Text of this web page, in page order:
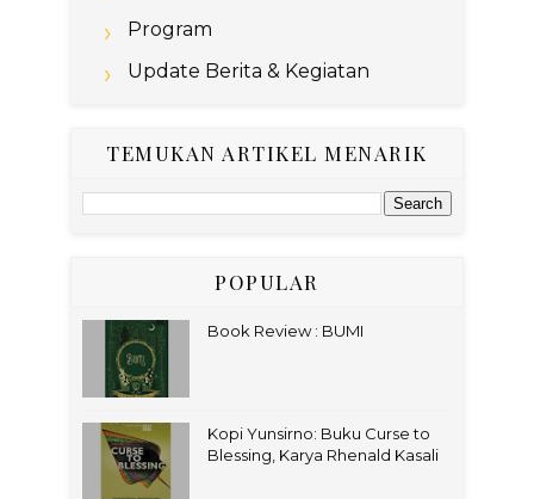
Program
Update Berita & Kegiatan
TEMUKAN ARTIKEL MENARIK
POPULAR
Book Review : BUMI
Kopi Yunsirno: Buku Curse to
Blessing, Karya Rhenald Kasali